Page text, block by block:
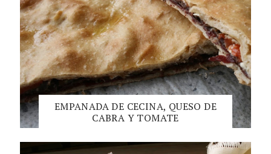
EMPANADA DE CECINA, QUESO DE
CABRA Y TOMATE